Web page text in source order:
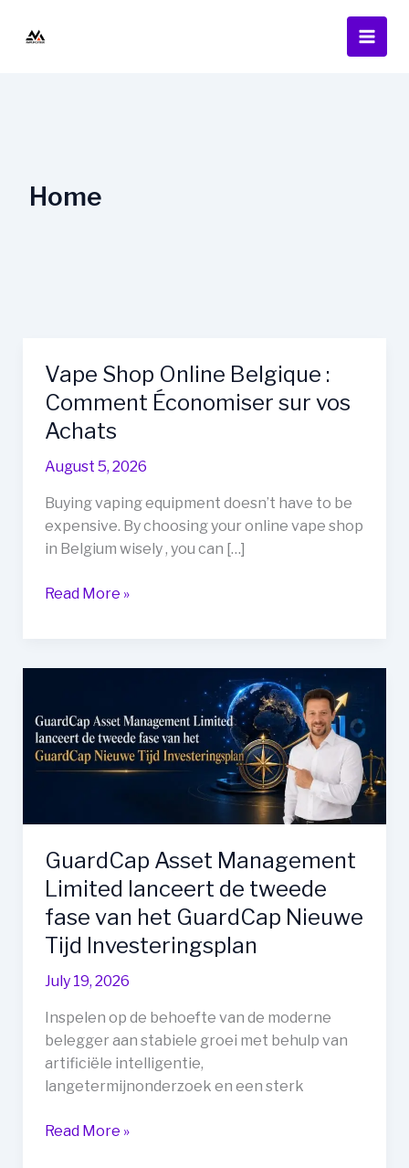
Home
Vape Shop Online Belgique :
Comment Économiser sur vos
Achats
August 5, 2026
Buying vaping equipment doesn’t have to be
expensive. By choosing your online vape shop
in Belgium wisely , you can […]
Vape
Économiser
sur
vos
Read More »
GuardCap Asset Management
Limited lanceert de tweede
fase van het GuardCap Nieuwe
Tijd Investeringsplan
July 19, 2026
Inspelen op de behoefte van de moderne
belegger aan stabiele groei met behulp van
artificiële intelligentie,
langetermijnonderzoek en een sterk
GuardCap
Read More »